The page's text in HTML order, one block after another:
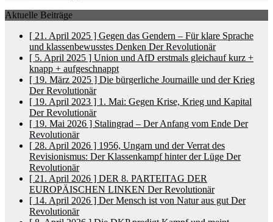
Aktuelle Beiträge
[ 21. April 2025 ] Gegen das Gendern – Für klare Sprache
und klassenbewusstes Denken Der Revolutionär
[ 5. April 2025 ] Union und AfD erstmals gleichaufkurz +
knapp + aufgeschnappt
[ 19. März 2025 ] Die bürgerliche Journaille und der Krieg
Der Revolutionär
[ 19. April 2023 ] 1. Mai: Gegen Krise, Krieg und Kapital
Der Revolutionär
[ 19. Mai 2026 ] Stalingrad – Der Anfang vom Ende Der
Revolutionär
[ 28. April 2026 ] 1956, Ungarn und der Verrat des
Revisionismus: Der Klassenkampf hinter der Lüge Der
Revolutionär
[ 21. April 2026 ] DER 8. PARTEITAG DER
EUROPÄISCHEN LINKEN Der Revolutionär
[ 14. April 2026 ] Der Mensch ist von Natur aus gut Der
Revolutionär